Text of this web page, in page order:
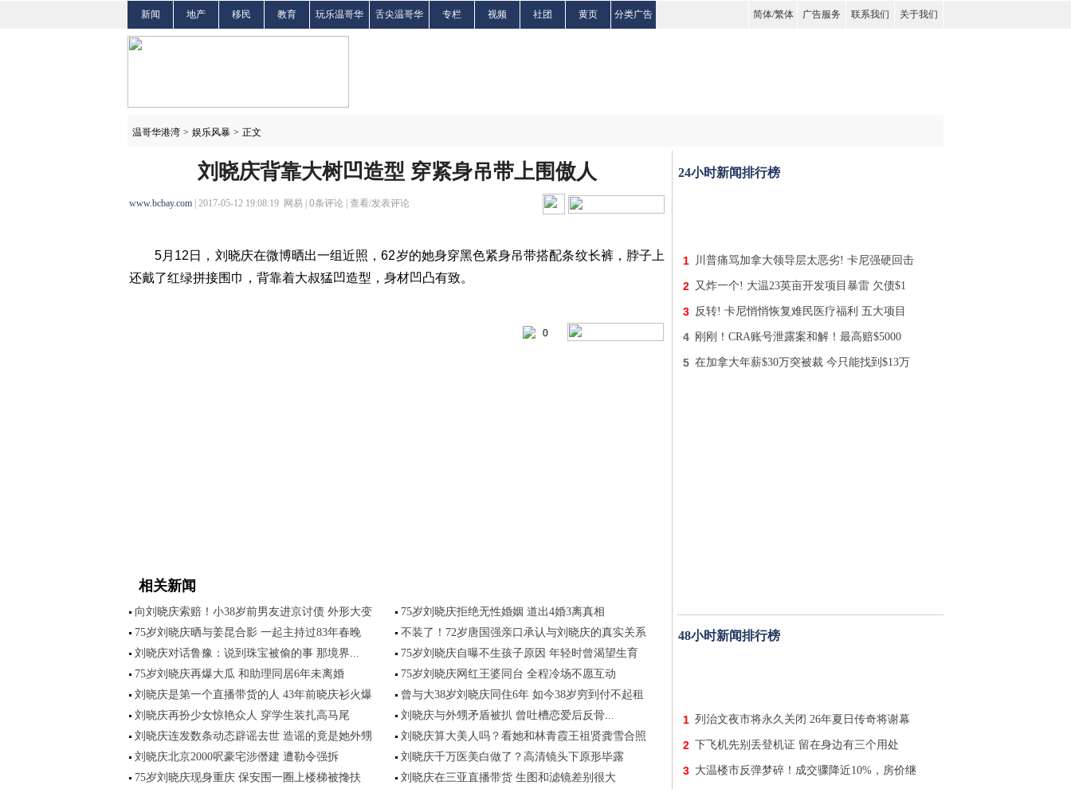
新闻 地产 移民 教育 玩乐温哥华 舌尖温哥华 专栏 视频 社团 黄页 分类广告 简体/繁体 广告服务 联系我们 关于我们
温哥华港湾 > 娱乐风暴 > 正文
刘晓庆背靠大树凹造型 穿紧身吊带上围傲人
www.bcbay.com | 2017-05-12 19:08:19 网易 | 0条评论 | 查看/发表评论
5月12日，刘晓庆在微博晒出一组近照，62岁的她身穿黑色紧身吊带搭配条纹长裤，脖子上
还戴了红绿拼接围巾，背靠着大叔猛凹造型，身材凹凸有致。
0
相关新闻
向刘晓庆索赔！小38岁前男友进京讨债 外形大变
75岁刘晓庆拒绝无性婚姻 道出4婚3离真相
75岁刘晓庆晒与姜昆合影 一起主持过83年春晚
不装了！72岁唐国强亲口承认与刘晓庆的真实关系
刘晓庆对话鲁豫：说到珠宝被偷的事 那境界...
75岁刘晓庆自曝不生孩子原因 年轻时曾渴望生育
75岁刘晓庆再爆大瓜 和助理同居6年未离婚
75岁刘晓庆网红王婆同台 全程冷场不愿互动
刘晓庆是第一个直播带货的人 43年前晓庆衫火爆
曾与大38岁刘晓庆同住6年 如今38岁穷到付不起租
刘晓庆再扮少女惊艳众人 穿学生装扎高马尾
刘晓庆与外甥矛盾被扒 曾吐槽恋爱后反骨...
刘晓庆连发数条动态辟谣去世 造谣的竟是她外甥
刘晓庆算大美人吗？看她和林青霞王祖贤龚雪合照
刘晓庆北京2000呎豪宅涉僭建 遭勒令强拆
刘晓庆千万医美白做了？高清镜头下原形毕露
75岁刘晓庆现身重庆 保安围一圈上楼梯被搀扶
刘晓庆在三亚直播带货 生图和滤镜差别很大
24小时新闻排行榜
1 川普痛骂加拿大领导层太恶劣! 卡尼强硬回击
2 又炸一个! 大温23英亩开发项目暴雷 欠债$1
3 反转! 卡尼悄悄恢复难民医疗福利 五大项目
4 刚刚！CRA账号泄露案和解！最高赔$5000
5 在加拿大年薪$30万突被裁 今只能找到$13万
48小时新闻排行榜
1 列治文夜市将永久关闭 26年夏日传奇将谢幕
2 下飞机先别丢登机证 留在身边有三个用处
3 大温楼市反弹梦碎！成交骤降近10%，房价继